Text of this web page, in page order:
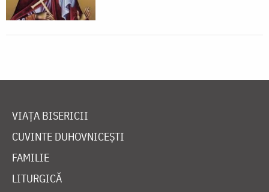
VIAȚA BISERICII
CUVINTE DUHOVNICEȘTI
FAMILIE
LITURGICĂ